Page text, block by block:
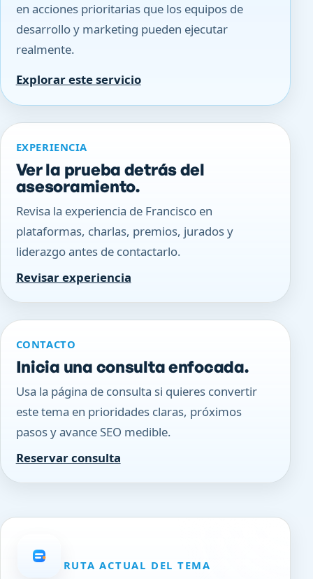
en acciones prioritarias que los equipos de
desarrollo y marketing pueden ejecutar
realmente.
Explorar este servicio
EXPERIENCIA
Ver la prueba detrás del
asesoramiento.
Revisa la experiencia de Francisco en
plataformas, charlas, premios, jurados y
liderazgo antes de contactarlo.
Revisar experiencia
CONTACTO
Inicia una consulta enfocada.
Usa la página de consulta si quieres convertir
este tema en prioridades claras, próximos
pasos y avance SEO medible.
Reservar consulta
RUTA ACTUAL DEL TEMA